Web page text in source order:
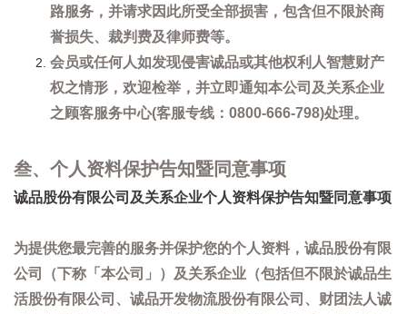
路服务，并请求因此所受全部损害，包含但不限於商
誉损失、裁判费及律师费等。
会员或任何人如发现侵害诚品或其他权利人智慧财产
权之情形，欢迎检举，并立即通知本公司及关系企业
之顾客服务中心(客服专线：0800-666-798)处理。
叁、个人资料保护告知暨同意事项
诚品股份有限公司及关系企业个人资料保护告知暨同意事项
为提供您最完善的服务并保护您的个人资料，诚品股份有限
公司（下称「本公司」）及关系企业（包括但不限於诚品生
活股份有限公司、诚品开发物流股份有限公司、财团法人诚